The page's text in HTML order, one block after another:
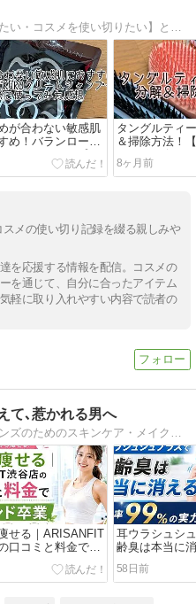
【いろいろな化粧品を全色集めたい・コスメを使い切りたい】という相反することを考えているブログ。プチプラコスメと韓国コスメ。
が合わない敏感肌
め！バランローズ
リームシャンプー
使ってみた感想
タングルティ
＆掃除方法！
シ2種・ザ・
トスタイラー】
8ヶ月前
メの使い切り記録を綴る親しみや
を応援する情報を配信。コスメの
を通じて、自分に合ったアイテム
軽に取り入れやすい内容で読者の
て､惹かれる男へ
肌を磨けば、毎日は変わる。メンズのためのスキンケア・メイク初心者向け情報を発信しています。元・超乾燥肌男子が、試行錯誤しながらたどり着いた「本当に使えるアイテム」だけを紹介します！
せる｜ARISANFIT
口コミと料金でリ
卒業
耳ウラシュシ
齢臭は本当に
率99%の実力
ー
58日前